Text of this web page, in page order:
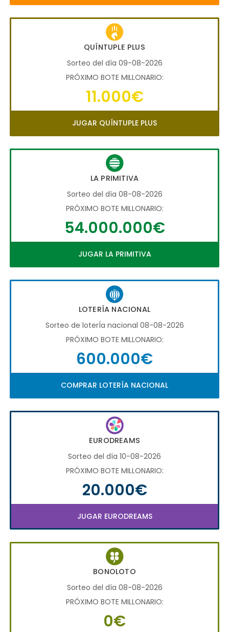
QUÍNTUPLE PLUS
Sorteo del día 09-08-2026
PRÓXIMO BOTE MILLONARIO:
11.000€
JUGAR QUÍNTUPLE PLUS
LA PRIMITIVA
Sorteo del día 08-08-2026
PRÓXIMO BOTE MILLONARIO:
54.000.000€
JUGAR LA PRIMITIVA
LOTERÍA NACIONAL
Sorteo de loterÍa nacional 08-08-2026
PRÓXIMO BOTE MILLONARIO:
600.000€
COMPRAR LOTERÍA NACIONAL
EURODREAMS
Sorteo del día 10-08-2026
PRÓXIMO BOTE MILLONARIO:
20.000€
JUGAR EURODREAMS
BONOLOTO
Sorteo del día 08-08-2026
PRÓXIMO BOTE MILLONARIO:
0€